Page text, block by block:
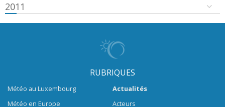
2011
RUBRIQUES
Météo au Luxembourg
Météo en Europe
Actualités
Acteurs